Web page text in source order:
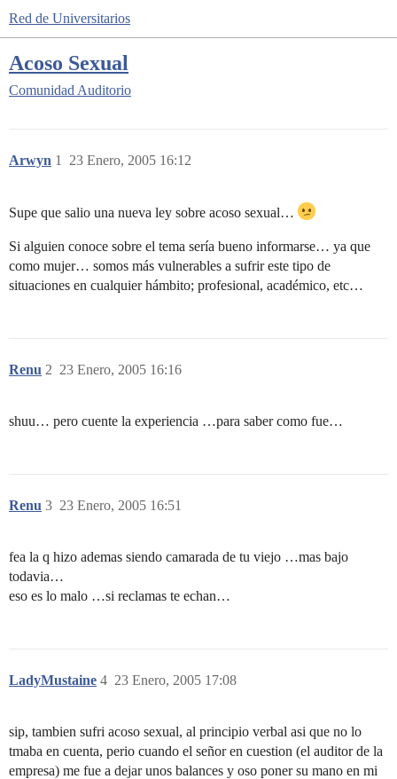
Red de Universitarios
Acoso Sexual
Comunidad Auditorio
Arwyn 23 Enero, 2005 16:12
1
Supe que salio una nueva ley sobre acoso sexual…
Si alguien conoce sobre el tema sería bueno informarse… ya que
como mujer… somos más vulnerables a sufrir este tipo de
situaciones en cualquier hámbito; profesional, académico, etc…
Renu 23 Enero, 2005 16:16
2
shuu… pero cuente la experiencia …para saber como fue…
Renu 23 Enero, 2005 16:51
3
fea la q hizo ademas siendo camarada de tu viejo …mas bajo
todavia…
eso es lo malo …si reclamas te echan…
LadyMustaine 23 Enero, 2005 17:08
4
sip, tambien sufri acoso sexual, al principio verbal asi que no lo
tmaba en cuenta, perio cuando el señor en cuestion (el auditor de la
empresa) me fue a dejar unos balances y oso poner su mano en mi